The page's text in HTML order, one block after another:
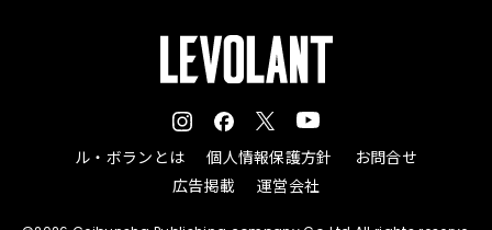
ル・ボランとは 個人情報保護方針
お問合せ
広告掲載
運営会社